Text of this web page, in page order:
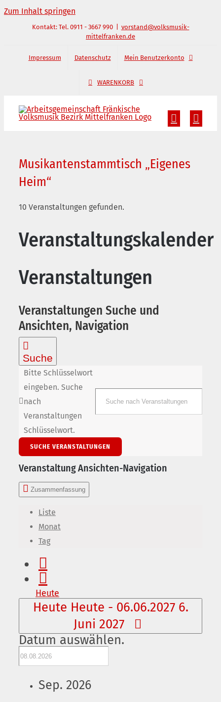
Zum Inhalt springen
Kontakt: Tel. 0911 - 3667 990
vorstand@volksmusik-
mittelfranken.de
Impressum Datenschutz Mein Benutzerkonto
WARENKORB
Musikantenstammtisch „Eigenes
Heim“
10 Veranstaltungen gefunden.
Veranstaltungskalender
Veranstaltungen
Veranstaltungen Suche und
Ansichten, Navigation
Suche
Bitte Schlüsselwort
eingeben. Suche
nach
Veranstaltungen
Schlüsselwort.
SUCHE VERANSTALTUNGEN
Veranstaltung Ansichten-Navigation
Zusammenfassung
Liste
Monat
Tag
Heute
Heute Heute - 06.06.2027 6.
Juni 2027
Datum auswählen.
Sep. 2026